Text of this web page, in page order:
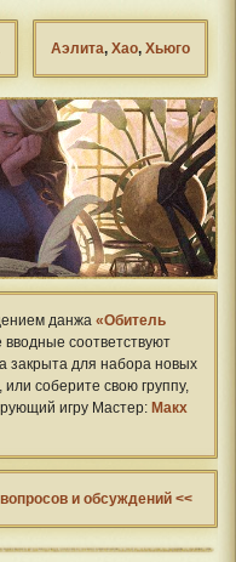
Аэлита, Хао, Хьюго
данжа «Обитель
вводные соответствуют
закрыта для набора новых
соберите свою группу,
игру Мастер: Макх
и обсуждений <<